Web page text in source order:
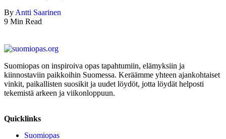
By Antti Saarinen
9 Min Read
Suomiopas on inspiroiva opas tapahtumiin, elämyksiin ja
kiinnostaviin paikkoihin Suomessa. Keräämme yhteen ajankohtaiset
vinkit, paikallisten suosikit ja uudet löydöt, jotta löydät helposti
tekemistä arkeen ja viikonloppuun.
Quicklinks
Suomiopas